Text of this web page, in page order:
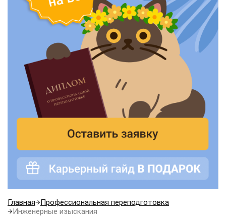
Главная
Профессиональная переподготовка
Инженерные изыскания